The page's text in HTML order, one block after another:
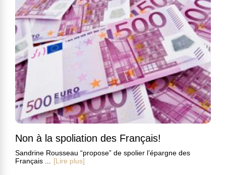
Non à la spoliation des Français!
Sandrine Rousseau “propose” de spolier l’épargne des
Français ...
[Lire plus]